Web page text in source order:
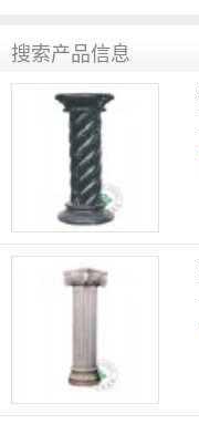
搜索产品信息